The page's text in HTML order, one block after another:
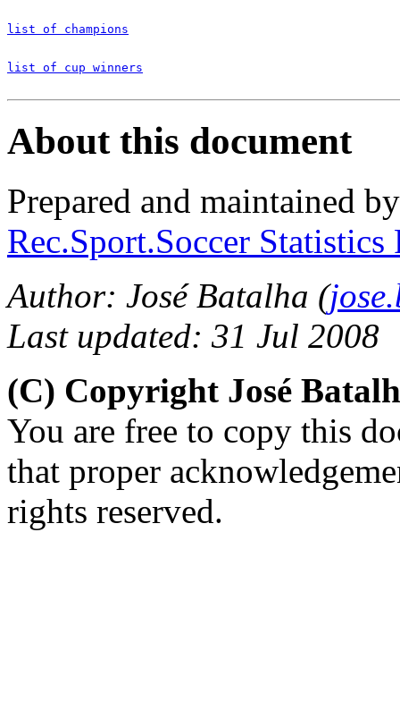
list of champions
list of cup winners
About this document
Prepared and maintained
Rec.Sport.Soccer
Author: José Batalha (
Last updated: 31 Jul 2008
(C) Copyright José
You are free to copy this
that proper
rights reserved.